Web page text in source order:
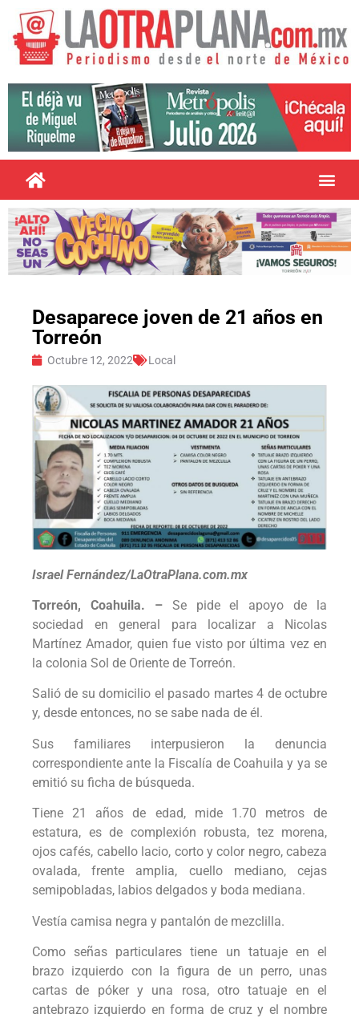
Desaparece joven de 21 años en
Torreón
Octubre 12, 2022 Local
Israel Fernández/LaOtraPlana.com.mx
Torreón, Coahuila. – Se pide el apoyo de la
sociedad en general para localizar a Nicolas
Martínez Amador, quien fue visto por última vez en
la colonia Sol de Oriente de Torreón.
Salió de su domicilio el pasado martes 4 de octubre
y, desde entonces, no se sabe nada de él.
Sus familiares interpusieron la denuncia
correspondiente ante la Fiscalía de Coahuila y ya se
emitió su ficha de búsqueda.
Tiene 21 años de edad, mide 1.70 metros de
estatura, es de complexión robusta, tez morena,
ojos cafés, cabello lacio, corto y color negro, cabeza
ovalada, frente amplia, cuello mediano, cejas
semipobladas, labios delgados y boda mediana.
Vestía camisa negra y pantalón de mezclilla.
Como señas particulares tiene un tatuaje en el
brazo izquierdo con la figura de un perro, unas
cartas de póker y una rosa, otro tatuaje en el
antebrazo izquierdo en forma de cruz y el nombre